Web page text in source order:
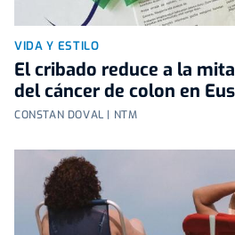
VIDA Y ESTILO
El cribado reduce a la
del cáncer de colon en
CONSTAN DOVAL | NTM